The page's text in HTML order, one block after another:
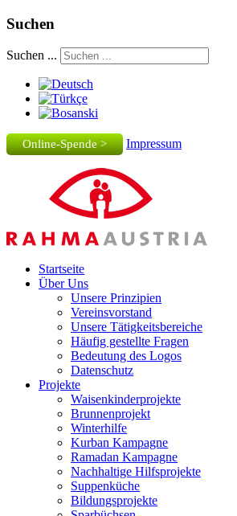
Suchen
Suchen ...
Online-Spende > Impressum
Startseite
Über Uns
Unsere Prinzipien
Vereinsvorstand
Unsere Tätigkeitsbereiche
Häufig gestellte Fragen
Bedeutung des Logos
Datenschutz
Projekte
Waisenkinderprojekte
Brunnenprojekt
Winterhilfe
Kurban Kampagne
Ramadan Kampagne
Nachhaltige Hilfsprojekte
Suppenküche
Bildungsprojekte